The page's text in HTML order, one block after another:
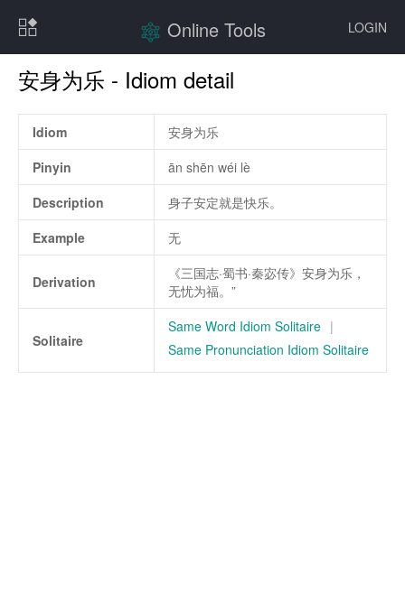
LOGIN
Online Tools
安身为乐 - Idiom detail
Idiom
安身为乐
Pinyin
ān shēn wéi lè
Description
身子安定就是快乐。
Example
无
Derivation
《三国志·蜀书·秦宓传》安身为乐，
无忧为福。”
Solitaire
Same Word Idiom Solitaire |
Same Pronunciation Idiom Solitaire